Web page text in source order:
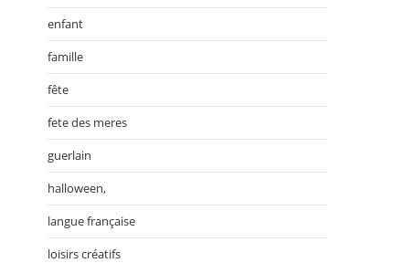
enfant
famille
fête
fete des meres
guerlain
halloween,
langue française
loisirs créatifs